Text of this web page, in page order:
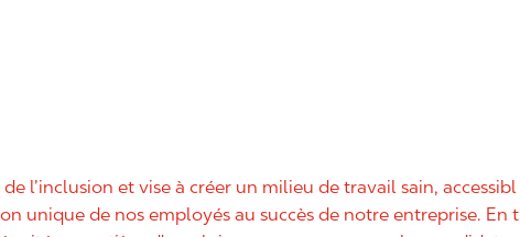
l’inclusion et vise à créer un milieu de travail sain, accessibl
unique de nos employés au succès de notre entreprise. En t